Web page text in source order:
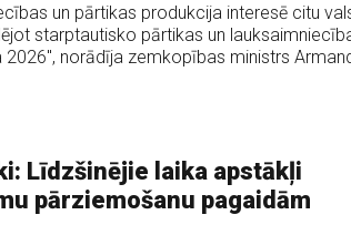
un pārtikas produkcija interesē citu
starptautisko pārtikas un
2026", norādīja zemkopības ministrs
Līdzšinējie laika apstākļi
pārziemošanu pagaidām